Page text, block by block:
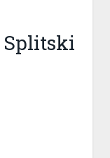
Splitski